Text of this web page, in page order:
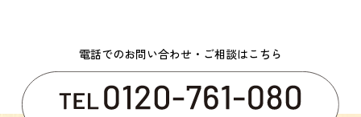
電話でのお問い合わせ・ご相談はこちら